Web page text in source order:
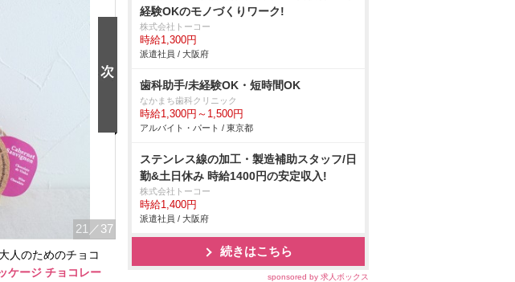
21 ／37
人のためのチョコ
ケージ チョコレー
経験OKのモノづくりワーク!
株式会社トーコー
時給1,300円
派遣社員 / 大阪府
歯科助手/未経験OK・短時間OK
なかまち歯科クリニック
時給1,300円～1,500円
アルバイト・パート / 東京都
ステンレス線の加工・製造補助スタッフ/日
勤&土日休み 時給1400円の安定収入!
株式会社トーコー
時給1,400円
派遣社員 / 大阪府
続きはこちら
sponsored by 求人ボックス